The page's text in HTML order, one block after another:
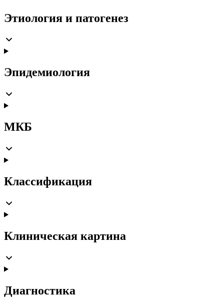
Этиология и патогенез
Эпидемиология
МКБ
Классификация
Клиническая картина
Диагностика